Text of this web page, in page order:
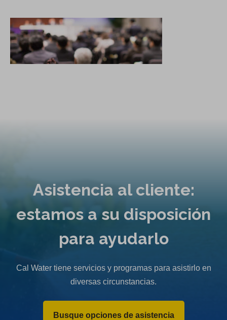
Asistencia al cliente:
estamos a su disposición
para ayudarlo
Cal Water tiene servicios y programas para asistirlo en
diversas circunstancias.
Busque opciones de asistencia